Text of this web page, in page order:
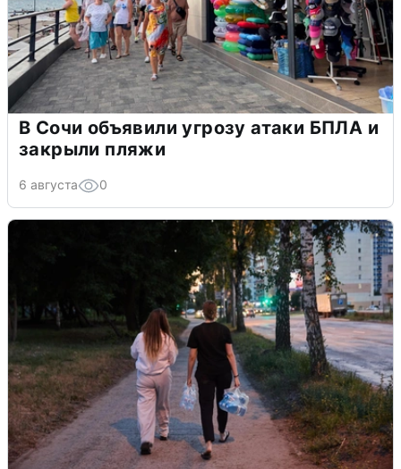
В Сочи объявили угрозу атаки БПЛА и
закрыли пляжи
6 августа 0